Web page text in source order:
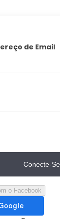
de Email
Conecte-Se
o Facebook